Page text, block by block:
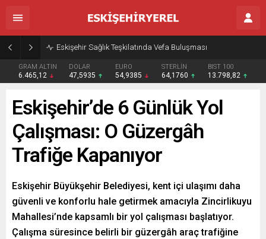
Eskişehir Sağlık Teşkilatında Vefa Buluşması
GRAM ALTIN
6.465,12
DOLAR
47,5935
EURO
54,9385
STERLİN
64,1760
BIST 100
13.798,82
Eskişehir’de 6 Günlük Yol
Çalışması: O Güzergâh
Trafiğe Kapanıyor
Eskişehir Büyükşehir Belediyesi, kent içi ulaşımı daha
güvenli ve konforlu hale getirmek amacıyla Zincirlikuyu
Mahallesi’nde kapsamlı bir yol çalışması başlatıyor.
Çalışma süresince belirli bir güzergâh araç trafiğine